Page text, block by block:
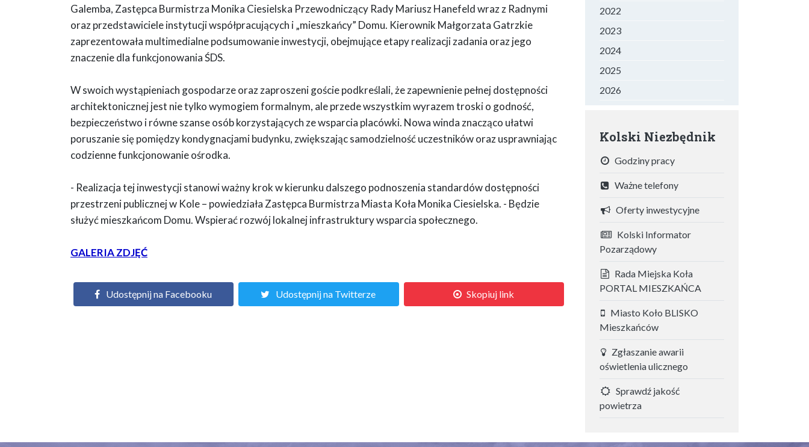
Galemba, Zastępca Burmistrza Monika Ciesielska Przewodniczący Rady Mariusz Hanefeld wraz z Radnymi
oraz przedstawiciele instytucji współpracujących i „mieszkańcy” Domu. Kierownik Małgorzata Gatrzkie
zaprezentowała multimedialne podsumowanie inwestycji, obejmujące etapy realizacji zadania oraz jego
znaczenie dla funkcjonowania ŚDS.
W swoich wystąpieniach gospodarze oraz zaproszeni goście podkreślali, że zapewnienie pełnej dostępności
architektonicznej jest nie tylko wymogiem formalnym, ale przede wszystkim wyrazem troski o godność,
bezpieczeństwo i równe szanse osób korzystających ze wsparcia placówki. Nowa winda znacząco ułatwi
poruszanie się pomiędzy kondygnacjami budynku, zwiększając samodzielność uczestników oraz usprawniając
codzienne funkcjonowanie ośrodka.
- Realizacja tej inwestycji stanowi ważny krok w kierunku dalszego podnoszenia standardów dostępności
przestrzeni publicznej w Kole – powiedziała Zastępca Burmistrza Miasta Koła Monika Ciesielska. - Będzie
służyć mieszkańcom Domu. Wspierać rozwój lokalnej infrastruktury wsparcia społecznego.
GALERIA ZDJĘĆ
Udostępnij na Facebooku Udostępnij na Twitterze Skopiuj link
2022
2023
2024
2025
2026
Kolski Niezbędnik
Godziny pracy
Ważne telefony
Oferty inwestycyjne
Kolski Informator
Pozarządowy
Rada Miejska Koła
PORTAL MIESZKAŃCA
Miasto Koło BLISKO
Mieszkańców
Zgłaszanie awarii
oświetlenia ulicznego
Sprawdź jakość
powietrza